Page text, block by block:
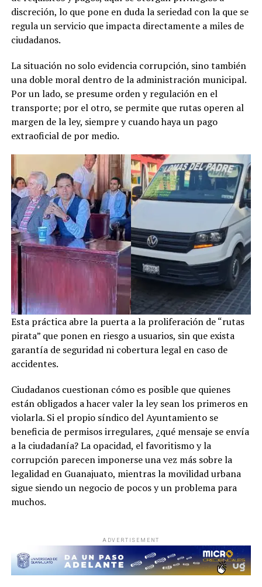
discreción, lo que pone en duda la seriedad con la que se
regula un servicio que impacta directamente a miles de
ciudadanos.
La situación no solo evidencia corrupción, sino también
una doble moral dentro de la administración municipal.
Por un lado, se presume orden y regulación en el
transporte; por el otro, se permite que rutas operen al
margen de la ley, siempre y cuando haya un pago
extraoficial de por medio.
Esta práctica abre la puerta a la proliferación de “rutas
pirata” que ponen en riesgo a usuarios, sin que exista
garantía de seguridad ni cobertura legal en caso de
accidentes.
Ciudadanos cuestionan cómo es posible que quienes
están obligados a hacer valer la ley sean los primeros en
violarla. Si el propio síndico del Ayuntamiento se
beneficia de permisos irregulares, ¿qué mensaje se envía
a la ciudadanía? La opacidad, el favoritismo y la
corrupción parecen imponerse una vez más sobre la
legalidad en Guanajuato, mientras la movilidad urbana
sigue siendo un negocio de pocos y un problema para
muchos.
ADVERTISEMENT